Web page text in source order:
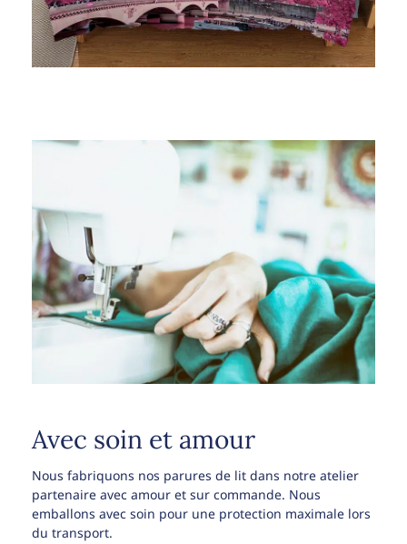
Avec soin et amour
Nous fabriquons nos parures de lit dans notre atelier
partenaire avec amour et sur commande. Nous
emballons avec soin pour une protection maximale lors
du transport.